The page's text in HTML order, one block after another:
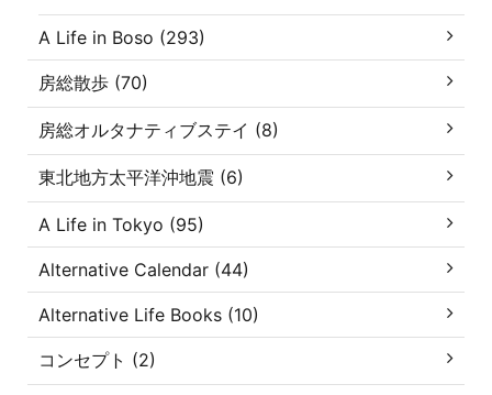
A Life in Boso (293)
房総散歩 (70)
房総オルタナティブステイ (8)
東北地方太平洋沖地震 (6)
A Life in Tokyo (95)
Alternative Calendar (44)
Alternative Life Books (10)
コンセプト (2)